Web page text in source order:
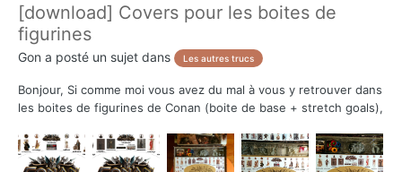
[download] Covers pour les boites de
figurines
Gon a posté un sujet dans Les autres trucs
Bonjour, Si comme moi vous avez du mal à vous y retrouver dans
les boites de figurines de Conan (boite de base + stretch goals),
place des parties et que vous n'êtes pas trop "pimpeur" dans
l'âme (ou pas très adroit) pour faire...